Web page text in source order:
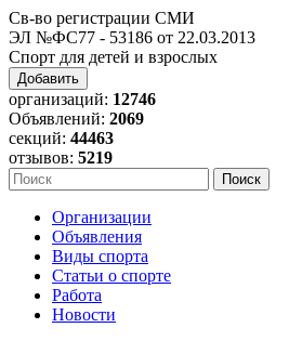
Св-во регистрации СМИ
ЭЛ №ФС77 - 53186 от 22.03.2013
Спорт для детей и взрослых
Добавить
организаций: 12746
Объявлений: 2069
секций: 44463
отзывов: 5219
Организации
Объявления
Виды спорта
Статьи о спорте
Работа
Новости